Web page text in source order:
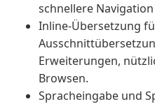
schnellere
Inline-Übersetzung
Erweiterungen,
Browsen.
Spracheingabe und